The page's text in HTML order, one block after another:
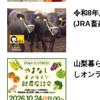
令和8
(JRA畜
山梨暮
しオン